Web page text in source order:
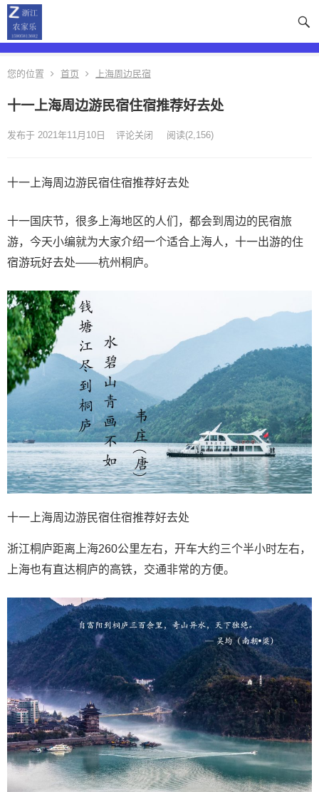
您的位置 首页 上海周边民宿
十一上海周边游民宿住宿推荐好去处
发布于 2021年11月10日 评论关闭 阅读(2,156)
十一上海周边游民宿住宿推荐好去处
十一国庆节，很多上海地区的人们，都会到周边的民宿旅
游，今天小编就为大家介绍一个适合上海人，十一出游的住
宿游玩好去处——杭州桐庐。
十一上海周边游民宿住宿推荐好去处
浙江桐庐距离上海260公里左右，开车大约三个半小时左右，
上海也有直达桐庐的高铁，交通非常的方便。